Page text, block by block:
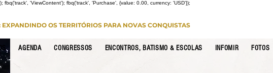
'ViewContent'); fbq('track', 'Purchase', {value: 0.00, currency: 'USD'});
EXPANDINDO OS TERRITÓRIOS PARA NOVAS CONQUISTAS
AGENDA CONGRESSOS ENCONTROS, BATISMO & ESCOLAS INFOMIR FOTOS